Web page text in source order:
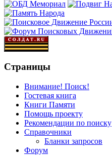
Страницы
Внимание! Поиск!
Гостевая книга
Книги Памяти
Помощь проекту
Рекомендации по поиску
Справочники
Бланки запросов
Форум